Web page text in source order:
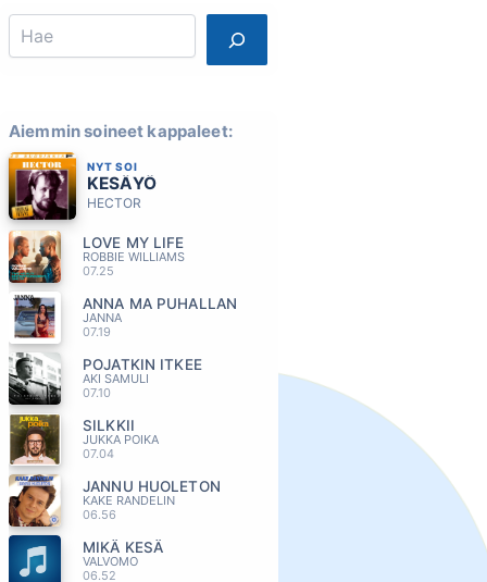
Search
Aiemmin soineet kappaleet:
NYT SOI
KESÄYÖ
HECTOR
LOVE MY LIFE
ROBBIE WILLIAMS
07.25
ANNA MA PUHALLAN
JANNA
07.19
POJATKIN ITKEE
AKI SAMULI
07.10
SILKKII
JUKKA POIKA
07.04
JANNU HUOLETON
KAKE RANDELIN
06.56
MIKÄ KESÄ
VALVOMO
06.52